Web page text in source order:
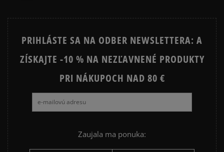
JORDAN 4
NIKE AIR FORCE 1 LV8 NIKE DUNK
NIKE SHOX
PRIHLÁSTE SA NA ODBER NEWSLETTERA: A
ZÍSKAJTE -10 % NA NEZĽAVNENÉ PRODUKTY
PRI NÁKUPOCH NAD 80 €
Zaujala ma ponuka: